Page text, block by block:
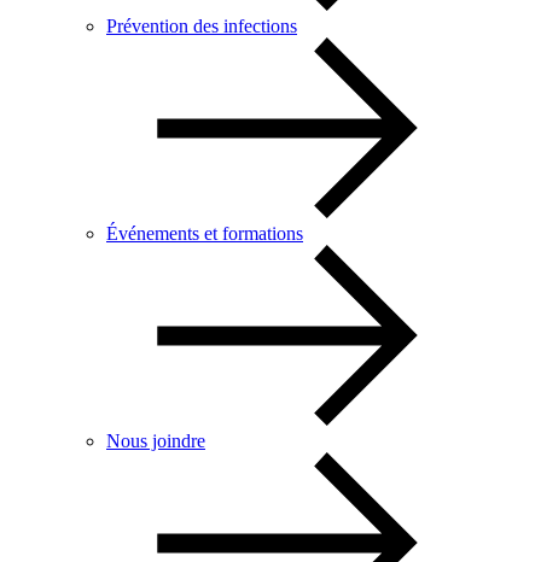
Prévention des infections
Événements et formations
Nous joindre